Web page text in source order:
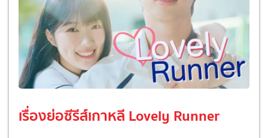
เรื่องย่อซีรีส์เกาหลี Lovely Runner